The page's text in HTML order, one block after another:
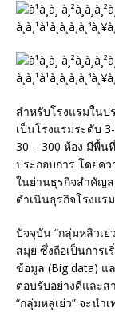
สำหรับโรงแรมในป
เป็นโรงแรมระดับ
30 – 300 ห้อง มีพื้น
ประกอบการ โดยค
ในย่านธุรกิจสำคัญส
ดำเนินธุรกิจโรงแร
ปัจจุบัน “กลุ่มหลิวเย่
สมุย ซึ่งถือเป็นการ
ข้อมูล (Big data) แ
ตอบรับอย่างดีและส
“กลุ่มหลู่เย่ว” จะน